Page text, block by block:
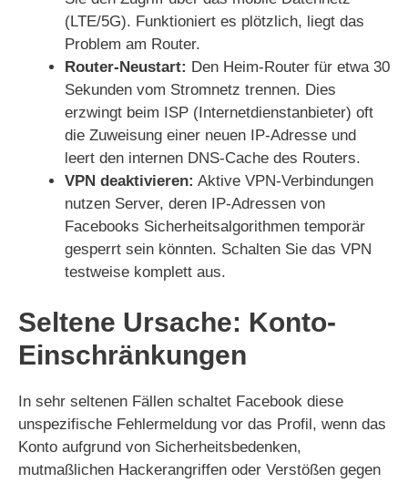
(LTE/5G). Funktioniert es plötzlich, liegt das
Problem am Router.
Router-Neustart: Den Heim-Router für etwa 30
Sekunden vom Stromnetz trennen. Dies
erzwingt beim ISP (Internetdienstanbieter) oft
die Zuweisung einer neuen IP-Adresse und
leert den internen DNS-Cache des Routers.
VPN deaktivieren: Aktive VPN-Verbindungen
nutzen Server, deren IP-Adressen von
Facebooks Sicherheitsalgorithmen temporär
gesperrt sein könnten. Schalten Sie das VPN
testweise komplett aus.
Seltene Ursache: Konto-
Einschränkungen
In sehr seltenen Fällen schaltet Facebook diese
unspezifische Fehlermeldung vor das Profil, wenn das
Konto aufgrund von Sicherheitsbedenken,
mutmaßlichen Hackerangriffen oder Verstößen gegen